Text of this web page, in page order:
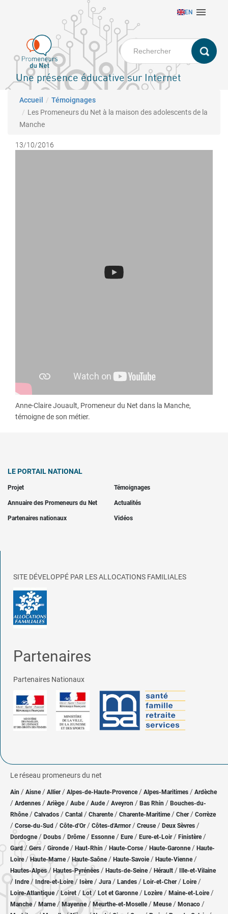
principal
EN 
Une présence éducative sur Internet
Fil d'Ariane
Accueil
Témoignages
Les Promeneurs du Net à la maison des adolescents de la
Manche
13/10/2016
Anne-Claire Jouault, Promeneur du Net dans la Manche,
témoigne de son métier.
LE PORTAIL NATIONAL
Projet Témoignages
Annuaire des Promeneurs du Net Actualités
Partenaires nationaux Vidéos
SITE DÉVELOPPÉ PAR LES ALLOCATIONS FAMILIALES
Partenaires
Partenaires Nationaux
Le réseau promeneurs du net
Ain / Aisne/ Allier/ Alpes-de-Haute-Provence / Alpes-Maritimes / Ardèche
/ Ardennes / Ariège/ Aube/ Aude / Aveyron / Bas Rhin / Bouches-du-
Rhône/ Calvados / Cantal / Charente / Charente-Maritime/ Cher / Corrèze
/ Corse-du-Sud / Côte-d'Or / Côtes-d'Armor/ Creuse/ Deux Sèvres /
Dordogne/ Doubs / Drôme/ Essonne / Eure/ Eure-et-Loir / Finistère/
Gard/ Gers / Gironde/ Haut-Rhin / Haute-Corse/ Haute-Garonne/ Haute-
Loire/Haute-Marne/ Haute-Saône/ Haute-Savoie/ Haute-Vienne/
Hautes-Alpes/ Hautes-Pyrénées / Hauts-de-Seine/ Hérault / Ille-et-Vilaine
/ Indre/ Indre-et-Loire/ Isère/ Jura / Landes / Loir-et-Cher/ Loire/
Loire-Atlantique/ Loiret / Lot/ Lot et Garonne/ Lozère / Maine-et-Loire/
Manche/ Marne/ Mayenne/ Meurthe-et-Moselle/ Meuse/ Monaco /